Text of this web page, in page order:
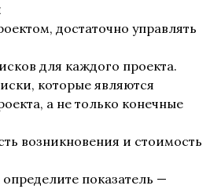
достаточно управлять
для каждого проекта.
которые являются
а не только конечные
возникновения и стоимость
показатель —